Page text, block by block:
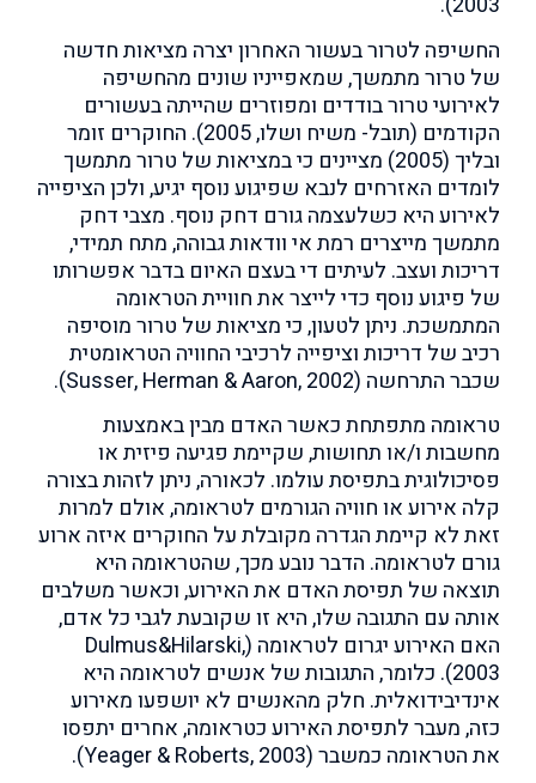
החשיפה לטרור בעשור האחרון יצרה מציאות חדשה
של טרור מתמשך, שמאפייניו שונים מהחשיפה
לאירועי טרור בודדים ומפוזרים שהייתה בעשורים
הקודמים (תובל- משיח ושלו, 2005).
החוקרים זומר
ובליך (2005) מציינים כי במציאות של טרור מתמשך
לומדים האזרחים לנבא שפיגוע נוסף יגיע, ולכן הציפייה
לאירוע היא כשלעצמה גורם דחק נוסף. מצבי דחק
מתמשך מייצרים רמת אי וודאות גבוהה, מתח תמידי,
דריכות ועצב. לעיתים די בעצם האיום בדבר אפשרותו
של פיגוע נוסף כדי לייצר את חוויית הטראומה
המתמשכת. ניתן לטעון, כי מציאות של טרור מוסיפה
רכיב של דריכות וציפייה לרכיבי החוויה הטראומטית
שכבר התרחשה (Susser, Herman & Aaron, 2002).
טראומה מתפתחת כאשר האדם מבין באמצעות
מחשבות ו/או תחושות, שקיימת פגיעה פיזית או
פסיכולוגית בתפיסת עולמו. לכאורה, ניתן לזהות בצורה
קלה אירוע או חוויה הגורמים לטראומה, אולם למרות
זאת לא קיימת הגדרה מקובלת על החוקרים איזה ארוע
גורם לטראומה. הדבר נובע מכך, שהטראומה היא
תוצאה של תפיסת האדם את האירוע, וכאשר משלבים
אותה עם התגובה שלו, היא זו שקובעת לגבי כל אדם,
האם האירוע יגרום לטראומה (Dulmus&Hilarski,
2003). כלומר, התגובות של אנשים לטראומה היא
אינדיבידואלית. חלק מהאנשים לא יושפעו מאירוע
כזה, מעבר לתפיסת האירוע כטראומה, אחרים יתפסו
את הטראומה כמשבר (Yeager & Roberts, 2003).